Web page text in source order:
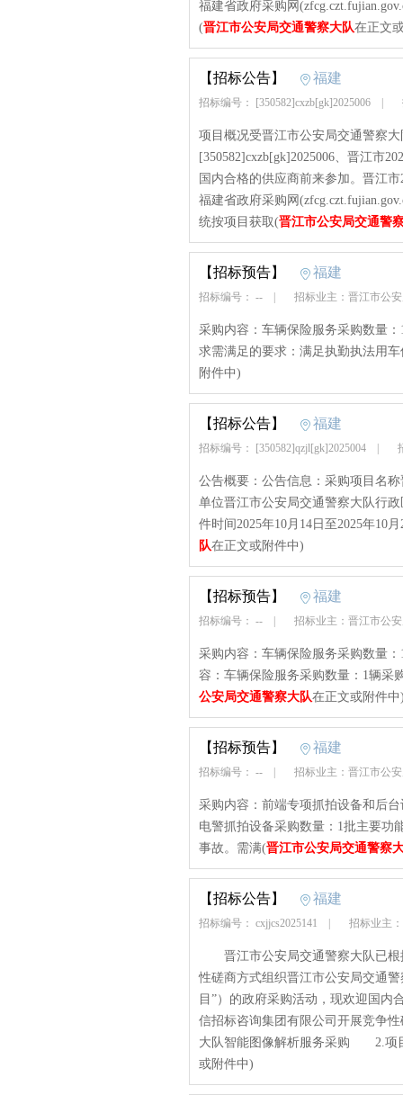
福建省政府采购网
(晋江市公安局交通警察大队在正文
【招标公告】 福建
招标编号： [350582]cxzb[gk]2025006
项目概况受晋江市公安局交通警察
[350582]cxzb[gk]2025006、晋江市
国内合格的供应商前来参加。晋江
福建省政府采购网
统按项目获取(晋江市公安局交通警
【招标预告】 福建
招标编号： -- 招标业主：晋江市公
采购内容：车辆保险服务采购数量
求需满足的要求：满足执勤执法用
附件中)
【招标公告】 福建
招标编号： [350582]qzjl[gk]2025004
公告概要：公告信息：采购项目名
单位晋江市公安局交通警察大队行
件时间2025年10月14日至2025年10
队在正文或附件中)
【招标预告】 福建
招标编号： -- 招标业主：晋江市公
采购内容：车辆保险服务采购数量
容：车辆保险服务采购数量：1辆采
公安局交通警察大队在正文或附件中
【招标预告】 福建
招标编号： -- 招标业主：晋江市公
采购内容：前端专项抓拍设备和后
电警抓拍设备采购数量：1批主要功
事故。需满(晋江市公安局交通警察
【招标公告】 福建
招标编号： cxjjcs2025141 招标业主
晋江市公安局交通警察大队已根
性磋商方式组织晋江市公安局交通
目”）的政府采购活动，现欢迎国内
信招标咨询集团有限公司开展竞争
大队智能图像解析服务采购 2.项
或附件中)